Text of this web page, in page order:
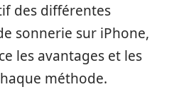
des différentes
sonnerie sur iPhone,
les avantages et les
méthode.